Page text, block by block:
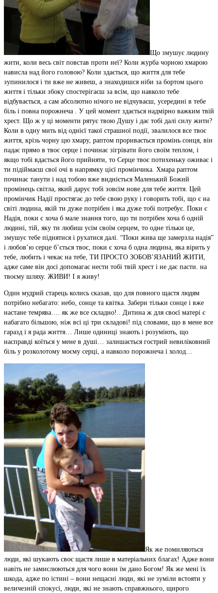
Що змушує людину
жити, коли весь світ повстав проти неї? Коли журба чорною хмарою
нависла над його головою? Коли здається, що життя для тебе
зупинилося і ти вже не живеш, а знаходишся ніби за бортом цього
життя і тільки збоку спостерігаєш за всім, що навколо тебе
відбувається, а сам абсолютно нічого не відчуваєш, усередині в тебе
біль і повна порожнеча . У цей момент здається надмірно важким твій
хрест. Що ж у ці моменти рятує твою Душу і дає тобі далі силу жити?
Коли в одну мить від однієї такої страшної події, звалилося все твоє
життя, крізь чорну цю хмару, раптом проривається промінь сонця, він
падає прямо в твоє серце і починає зігрівати його своїм теплом, і
якщо тобі вдасться його прийняти, то Серце твоє потихеньку оживає і
ти підіймаєш свої очі в напрямку цієї промінчика. Хмара раптом
починає танути і над тобою вже видніється Маленький Божий
промінець світла, який дарує тобі зовсім нове для тебе життя. Цей
промінчик Надії простягає до тебе свою руку і говорить тобі, що є на
світі людина, якій ти дуже потрібен і яка дуже тобі потребує. Поки є
Надія, поки є хоча б мале знання того, що ти потрібен хоча б одній
людині, тій, яку ти любиш усім своїм серцем, то одне тільки це,
змушує тебе піднятися і рухатися далі. “Поки жива ще замерзла надія”
і любов’ю серце б’ється твоє, поки є хоча б одна людина, яка вірить у
тебе, любить і чекає на тебе, ТИ ПРОСТО ЗОБОВ’ЯЗАНИЙ ЖИТИ,
адже саме він досі допомагає нести тобі твій хрест і не дає пасти. на
твоєму шляху. ЖИВИ! І я живу!
Один мудрий старець колись сказав, що для повного щастя людям
потрібно небагато: небо, сонце та квітка. Забери тільки сонце і вже
настане темрява…. як же все складно!.. Дитина ж для своєї матері є
набагато більшою, ніж всі ці три складові! під словами, що в мене все
гаразд і я рада життя… Лише одиниці знають і розуміють, що
насправді коїться у мене в душі… залишається гострий невиліковний
біль у розколотому моєму серці, а навколо порожнеча і холод…
Як же помиляються
люди, які шукають своє щастя лише в матеріальних благах! Адже вони
навіть не замислюються для чого вони їм дано Богом! Як же мені їх
шкода, адже по істині – вони нещасні люди, які не зуміли встояти у
величезній спокусі, люди, які не знають справжнього, щирого